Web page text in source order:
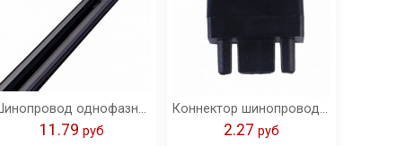
Шинопровод однофазный R-1B-TL 1м черный серии TOP-LINE IN HOME
11.79 pуб
Коннектор шинопровода прямой SC-1B-TL черный серии TOP-LINE IN HOME
2.27 pуб